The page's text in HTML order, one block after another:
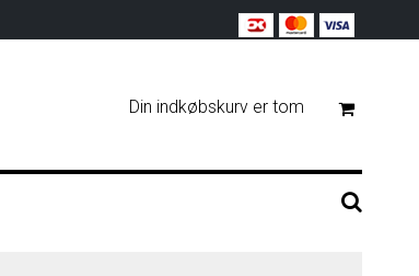
Din indkøbskurv er tom